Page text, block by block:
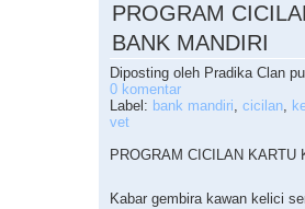
PROGRAM
BANK MANDIRI
Diposting oleh Pradika Clan
0 komentar
Label: bank mandiri, cicilan,
vet
PROGRAM CICILAN
Kabar gembira kawan kelici